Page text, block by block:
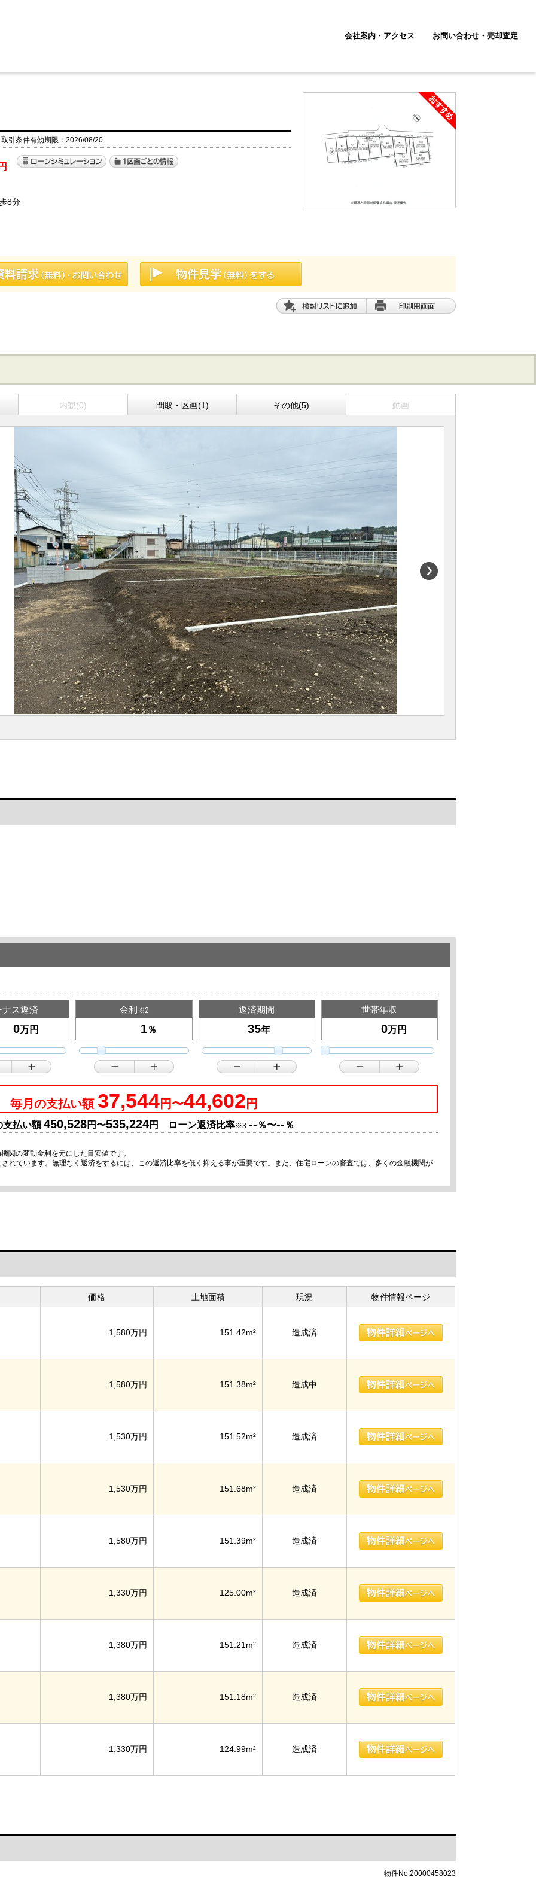
会社案内・アクセス お問い合わせ・売却査定
引条件有効期限：2026/08/20
8分
内観(0) 間取・区画(1) その他(5) 動画
ナス返済
万円
金利 ※2
％
返済期間
年
世帯年収
万円
毎月の支払い額 37,544円〜44,602 円
支払い額450,528円〜535,224円 ローン返済比率※3 -- ％〜-- ％
の変動金利を元にした目安値です。
ています。無理なく返済をするには、この返済比率を低く抑える事が重要です。また、住宅ローンの審査では、多くの金融機関が
価格 土地面積 現況 物件情報ページ
1,580万円 151.42m² 造成済
1,580万円 151.38m² 造成中
1,530万円 151.52m² 造成済
1,530万円 151.68m² 造成済
1,580万円 151.39m² 造成済
1,330万円 125.00m² 造成済
1,380万円 151.21m² 造成済
1,380万円 151.18m² 造成済
1,330万円 124.99m² 造成済
物件No.20000458023